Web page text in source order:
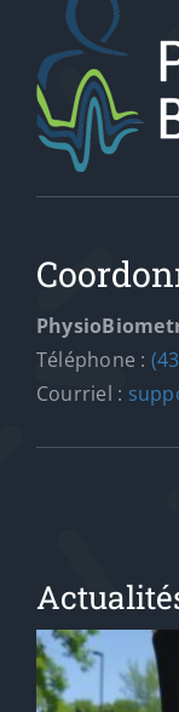
Téléphone :
Courriel :